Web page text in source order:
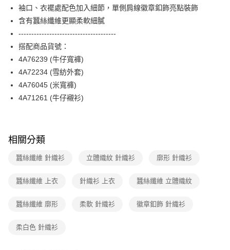
匯豐（台灣）商業銀行
華泰商業銀行
聯邦商業銀行
遠東國際商業銀行
元大商業銀行
玉山商業銀行
台新國際商業銀行
台灣樂天信用卡公司
街口支付
【關於「AFTEE先享後付」】
AFTEE先享後付是「在收到商品之後才付款」的支付方式。 讓您購物簡單
便利好安心！
１．簡單：不需註冊會員、不需綁卡、不需儲值。
２．便利：只要手機號碼，簡訊認證，即可結帳。
３．安心：先確認商品／服務後，再付款。
結帳頁面，進行簡訊認證並確認金額後，即可完成結帳。
２．訂單成立數日內，您將收到繳費通知簡訊。
３．收到繳費通知簡訊後14天內，點擊此簡訊中的連結，可透過四大超商／
ATM／網路銀行／等多元方式進行付款，方視為交易完成。
購買商品的店家。未經商家同意取消之訂單仍視為有效，需透過AFTEE先享
※ 交易是否成功請以「AFTEE先享後付 」之結帳頁面顯示為準，若有關於
是否繳費成功／繳費後需取消欲退款等相關疑問，請聯繫「AFTEE先享後付
ATM付款
運送方式
全家取貨付款
付款後全家FamilyMart取貨
每筆NT$90，滿NT$3,600(含以上)免運費
付款後7-11取貨
袖口、衣襬處配色加入細節，單側肩線徽章釦飾亮點裝飾
含有蠶絲纖維更顯柔軟細膩
--------------------------------------
搭配商品貨號：
4A76239 (牛仔寬褲)
4A72234 (雪紡外套)
4A76045 (米寬褲)
4A71261 (牛仔襯衫)
相關分類
蠶絲纖維 針織衫 立體織紋 針織衫 廓形 針織衫
蠶絲纖維 上衣 針織衫 上衣 蠶絲纖維 立體織紋
蠶絲纖維 廓形 柔軟 針織衫 徽章釦飾 針織衫
柔白色 針織衫